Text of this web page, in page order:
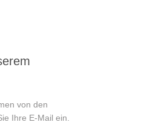
von den
Ihre E-Mail ein.